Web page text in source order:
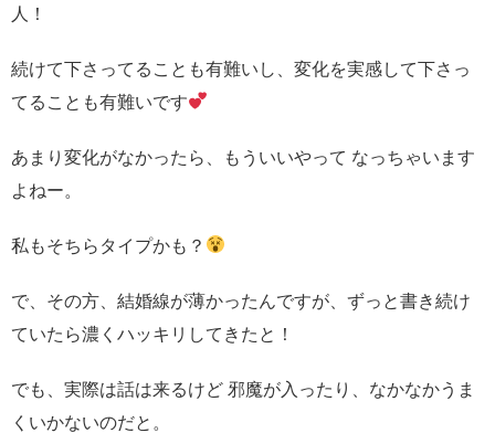
人！
続けて下さってることも有難いし、変化を実感して下さっ
てることも有難いです
あまり変化がなかったら、もういいやって なっちゃいます
よねー。
私もそちらタイプかも？
で、その方、結婚線が薄かったんですが、ずっと書き続け
ていたら濃くハッキリしてきたと！
でも、実際は話は来るけど 邪魔が入ったり、なかなかうま
くいかないのだと。